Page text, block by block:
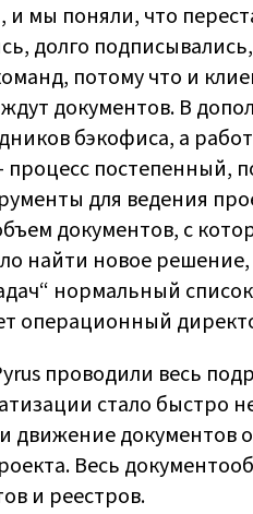
мы поняли, что
долго
потому что и
документов. В
бэкофиса, а
постепенный,
для ведения
документов, с
найти новое
нормальный
операционный
проводили весь
стало быстро
документов
Весь
и реестров.